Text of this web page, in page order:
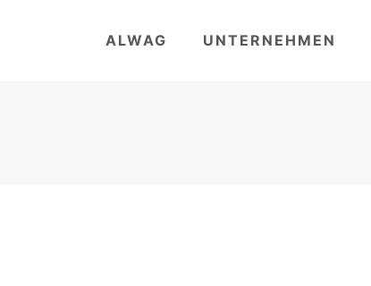
ALWAG UNTERNEHMEN